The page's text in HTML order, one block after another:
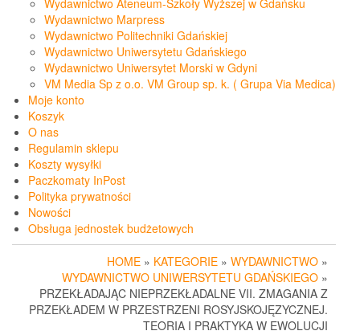
Wydawnictwo Ateneum-Szkoły Wyższej w Gdańsku
Wydawnictwo Marpress
Wydawnictwo Politechniki Gdańskiej
Wydawnictwo Uniwersytetu Gdańskiego
Wydawnictwo Uniwersytet Morski w Gdyni
VM Media Sp z o.o. VM Group sp. k. ( Grupa Via Medica)
Moje konto
Koszyk
O nas
Regulamin sklepu
Koszty wysyłki
Paczkomaty InPost
Polityka prywatności
Nowości
Obsługa jednostek budżetowych
HOME » KATEGORIE » WYDAWNICTWO »
WYDAWNICTWO UNIWERSYTETU GDAŃSKIEGO »
PRZEKŁADAJĄC NIEPRZEKŁADALNE VII. ZMAGANIA Z
PRZEKŁADEM W PRZESTRZENI ROSYJSKOJĘZYCZNEJ.
TEORIA I PRAKTYKA W EWOLUCJI